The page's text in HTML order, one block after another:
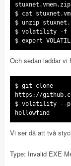
$ cat
$ unzip
$ volatility -f
$ export
Och sedan laddar vi
$ git clone
https://
$ volatility --
hollowfind
Vi ser då att två
Type: Invalid EXE